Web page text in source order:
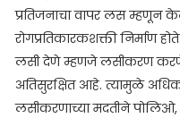
प्रतिजनाचा वापर लस म्हणून
रोगप्रतिकारकशक्ती निर्माण
लसी देणे म्हणजे लसीकरण करणे
अतिसुरक्षित आहे. त्यामुळे
लसीकरणाच्या मदतीने पोलिओ,